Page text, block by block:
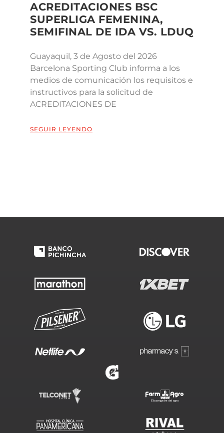
ACREDITACIONES BSC
SUPERLIGA FEMENINA,
SEMIFINAL DE IDA VS. LDUQ
Guayaquil, 3 de Agosto del 2026
Barcelona Sporting Club informa a los
medios de comunicación los requisitos e
instructivos para la solicitud de
ACREDITACIONES DE
SEGUIR LEYENDO